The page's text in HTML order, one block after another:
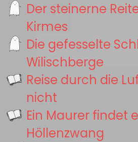
Der steinerne
Kirmes
Die gefesselte
Wilischberge
Reise durch die
nicht
Ein Maurer findet
Höllenzwang